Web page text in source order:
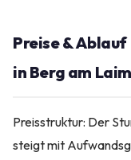
Preise &
in Berg am Laim
Preisstruktur: Der
steigt mit